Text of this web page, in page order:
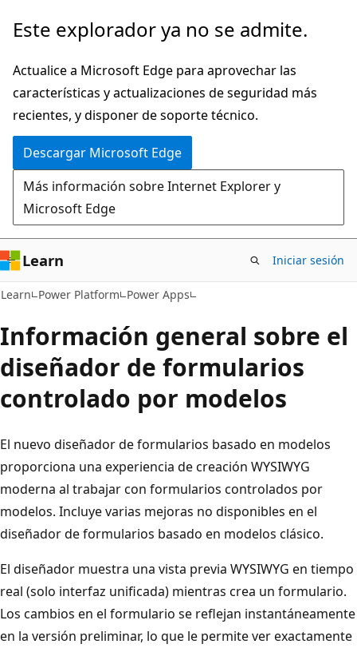
Ir
contenido
principal
Este explorador ya no se admite.
Actualice a Microsoft Edge para aprovechar las
características y actualizaciones de seguridad más
recientes, y disponer de soporte técnico.
Descargar Microsoft Edge
Más información sobre Internet Explorer y
Microsoft Edge
Learn Iniciar sesión
Learn Power Platform Power Apps
Información general sobre el
diseñador de formularios
controlado por modelos
El nuevo diseñador de formularios basado en modelos
proporciona una experiencia de creación WYSIWYG
moderna al trabajar con formularios controlados por
modelos. Incluye varias mejoras no disponibles en el
diseñador de formularios basado en modelos clásico.
El diseñador muestra una vista previa WYSIWYG en tiempo
real (solo interfaz unificada) mientras crea un formulario.
Los cambios en el formulario se reflejan instantáneamente
en la versión preliminar, lo que le permite ver exactamente